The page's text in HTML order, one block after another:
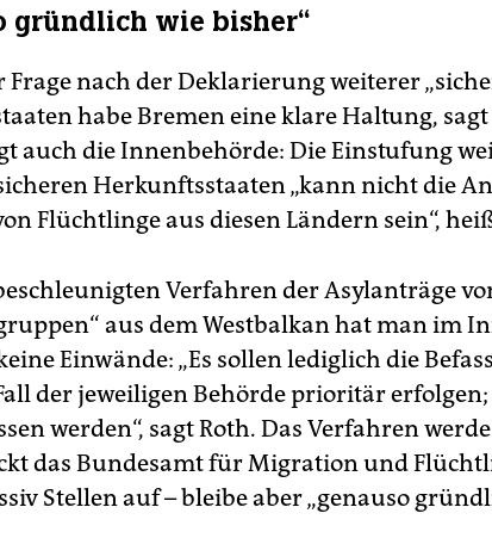
gründlich wie bisher“
Frage nach der Deklarierung weiterer
habe Bremen eine klare Haltung,
auch die Innenbehörde: Die Einstufung
Herkunftsstaaten „kann nicht die
Flüchtlinge aus diesen Ländern sein“,
Verfahren der Asylanträge
aus dem Westbalkan hat man im
Einwände: „Es sollen lediglich die
der jeweiligen Behörde prioritär
werden“, sagt Roth. Das Verfahren
das Bundesamt für Migration und
Stellen auf – bleibe aber „genauso